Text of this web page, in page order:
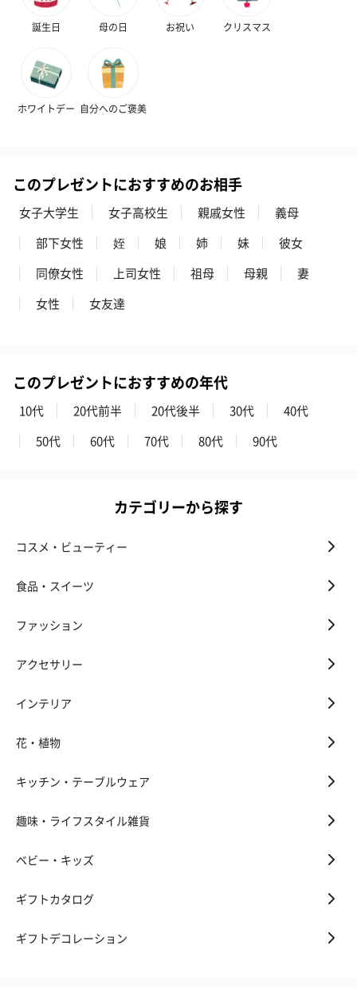
誕生日 母の日 お祝い クリスマス
ホワイトデー 自分へのご褒美
このプレゼントにおすすめのお相手
女子大学生 女子高校生 親戚女性
義母
部下女性
姪 娘 姉 妹
彼女
同僚女性
上司女性 祖母 母親
妻
女性
女友達
このプレゼントにおすすめの年代
10代 20代前半 20代後半 30代
40代
50代
60代 70代 80代 90代
カテゴリーから探す
コスメ・ビューティー
食品・スイーツ
ファッション
アクセサリー
インテリア
花・植物
キッチン・テーブルウェア
趣味・ライフスタイル雑貨
ベビー・キッズ
ギフトカタログ
ギフトデコレーション